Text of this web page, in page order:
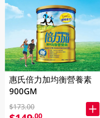
惠氏倍力加均衡營養素
900GM
$173.00
.00